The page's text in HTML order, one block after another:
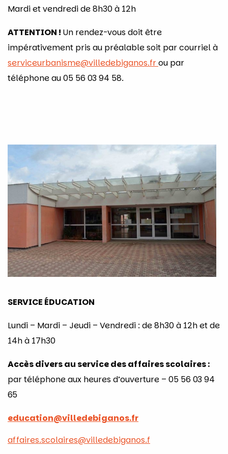
Mardi et vendredi de 8h30 à 12h
ATTENTION ! Un rendez-vous doit être
impérativement pris au préalable soit par courriel à
serviceurbanisme@villedebiganos.frou par
téléphone au 05 56 03 94 58.
SERVICE ÉDUCATION
Lundi – Mardi – Jeudi – Vendredi : de 8h30 à 12h et de
14h à 17h30
Accès divers au service des affaires scolaires :
par téléphone aux heures d’ouverture – 05 56 03 94
65
education@villedebiganos.fr
affaires.scolaires@villedebiganos.f